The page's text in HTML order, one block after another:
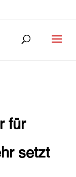
für
setzt